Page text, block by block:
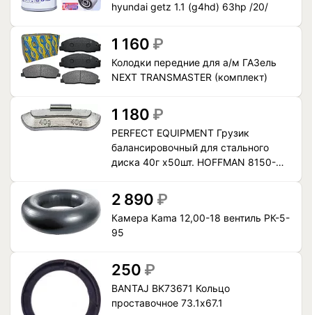
hyundai getz 1.1 (g4hd) 63hp /20/
1 160 ₽
Колодки передние для а/м ГАЗель
NEXT ТRANSMASTER (комплект)
1 180 ₽
PERFECT EQUIPMENT Грузик
балансировочный для стального
диска 40г x50шт. HOFFMAN 8150-
2 890 ₽
Камера Kama 12,00-18 вентиль РК-5-
95
250 ₽
BANTAJ BK73671 Кольцо
проставочное 73.1x67.1